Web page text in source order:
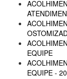
EQUIPE
EQUIPE -